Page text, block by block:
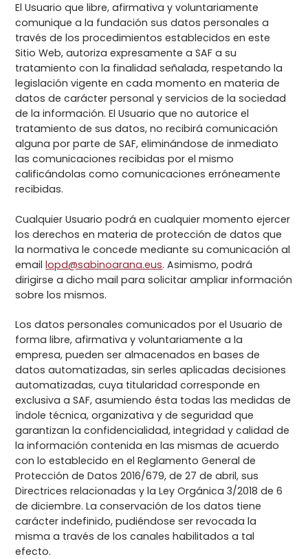
El Usuario que libre, afirmativa y voluntariamente
comunique a la fundación sus datos personales a
través de los procedimientos establecidos en este
Sitio Web, autoriza expresamente a SAF a su
tratamiento con la finalidad señalada, respetando la
legislación vigente en cada momento en materia de
datos de carácter personal y servicios de la sociedad
de la información. El Usuario que no autorice el
tratamiento de sus datos, no recibirá comunicación
alguna por parte de SAF, eliminándose de inmediato
las comunicaciones recibidas por el mismo
calificándolas como comunicaciones erróneamente
recibidas.
Cualquier Usuario podrá en cualquier momento ejercer
los derechos en materia de protección de datos que
la normativa le concede mediante su comunicación al
emaillopd@sabinoarana.eus. Asimismo, podrá
dirigirse a dicho mail para solicitar ampliar información
sobre los mismos.
Los datos personales comunicados por el Usuario de
forma libre, afirmativa y voluntariamente a la
empresa, pueden ser almacenados en bases de
datos automatizadas, sin serles aplicadas decisiones
automatizadas, cuya titularidad corresponde en
exclusiva a SAF, asumiendo ésta todas las medidas de
índole técnica, organizativa y de seguridad que
garantizan la confidencialidad, integridad y calidad de
la información contenida en las mismas de acuerdo
con lo establecido en el Reglamento General de
Protección de Datos 2016/679, de 27 de abril, sus
Directrices relacionadas y la Ley Orgánica 3/2018 de 6
de diciembre. La conservación de los datos tiene
carácter indefinido, pudiéndose ser revocada la
misma a través de los canales habilitados a tal
efecto.